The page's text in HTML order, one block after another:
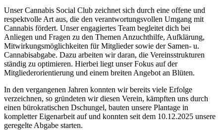
Unser Cannabis Social Club zeichnet sich durch eine offene und
respektvolle Art aus, die den verantwortungsvollen Umgang mit
Cannabis fördert. Unser engagiertes Team begleitet dich bei
Anliegen und Fragen zu den Themen Anzuchthilfe, Aufklärung,
Mitwirkungsmöglichkeiten für Mitglieder sowie der Samen- u.
Cannabisabgabe. Dazu arbeiten wir daran, die Vereinsstrukturen
ständig zu optimieren. Hierbei liegt unser Fokus auf der
Mitgliederorientierung und einem breiten Angebot an Blüten.
In den vergangenen Jahren konnten wir bereits viele Erfolge
verzeichnen, so gründeten wir diesen Verein, kämpften uns durch
einen bürokratischen Dschungel, bauten unsere Plantage in
kompletter Eigenarbeit auf und konnten seit dem 10.12.2025 unsere
geregelte Abgabe starten.